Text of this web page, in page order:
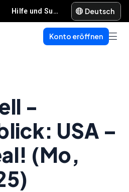
Hilfe und Support Deutsch
Konto eröffnen
-
USA –
(Mo,